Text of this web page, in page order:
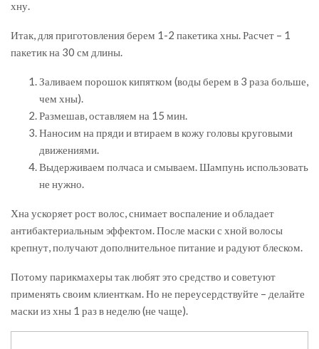
хну.
Итак, для приготовления берем 1-2 пакетика хны. Расчет – 1
пакетик на 30 см длины.
Заливаем порошок кипятком (воды берем в 3 раза больше,
чем хны).
Размешав, оставляем на 15 мин.
Наносим на пряди и втираем в кожу головы круговыми
движениями.
Выдерживаем полчаса и смываем. Шампунь использовать
не нужно.
Хна ускоряет рост волос, снимает воспаление и обладает
антибактериальным эффектом. После маски с хной волосы
крепнут, получают дополнительное питание и радуют блеском.
Потому парикмахеры так любят это средство и советуют
применять своим клиенткам. Но не переусердствуйте – делайте
маски из хны 1 раз в неделю (не чаще).